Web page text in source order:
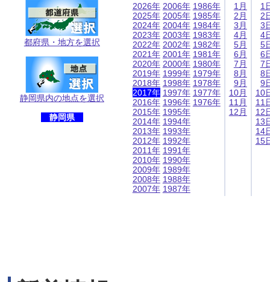
都府県・地方を選択
静岡県内の地点を選択
静岡県
2026年
2025年
2024年
2023年
2022年
2021年
2020年
2019年
2018年
2017年
2016年
2015年
2014年
2013年
2012年
2011年
2010年
2009年
2008年
2007年
2006年
2005年
2004年
2003年
2002年
2001年
2000年
1999年
1998年
1997年
1996年
1995年
1994年
1993年
1992年
1991年
1990年
1989年
1988年
1987年
1986年
1985年
1984年
1983年
1982年
1981年
1980年
1979年
1978年
1977年
1976年
1月
2月
3月
4月
5月
6月
7月
8月
9月
10月
11月
12月
1
2
3
4
5
6
7
8
9
10
11
12
13
14
15